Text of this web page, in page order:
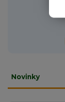
Novinky